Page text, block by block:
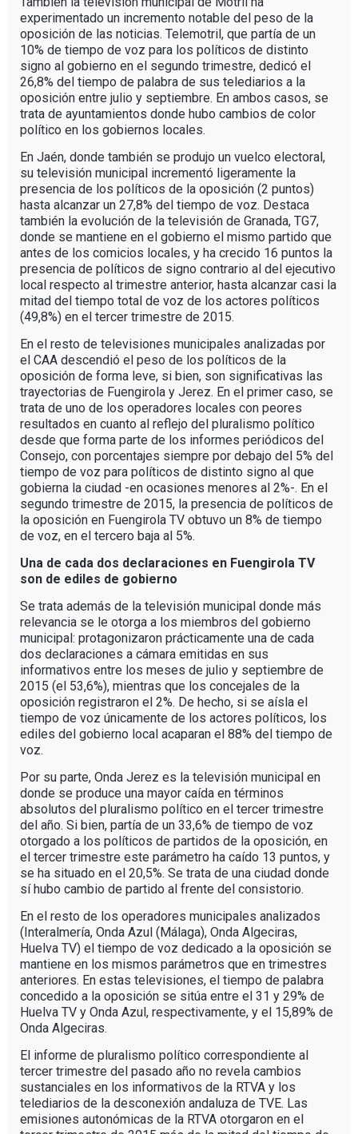
experimentado un incremento notable del peso de la
oposición de las noticias. Telemotril, que partía de un
10% de tiempo de voz para los políticos de distinto
signo al gobierno en el segundo trimestre, dedicó el
26,8% del tiempo de palabra de sus telediarios a la
oposición entre julio y septiembre. En ambos casos, se
trata de ayuntamientos donde hubo cambios de color
político en los gobiernos locales.
En Jaén, donde también se produjo un vuelco electoral,
su televisión municipal incrementó ligeramente la
presencia de los políticos de la oposición (2 puntos)
hasta alcanzar un 27,8% del tiempo de voz. Destaca
también la evolución de la televisión de Granada, TG7,
donde se mantiene en el gobierno el mismo partido que
antes de los comicios locales, y ha crecido 16 puntos la
presencia de políticos de signo contrario al del ejecutivo
local respecto al trimestre anterior, hasta alcanzar casi la
mitad del tiempo total de voz de los actores políticos
(49,8%) en el tercer trimestre de 2015.
En el resto de televisiones municipales analizadas por
el CAA descendió el peso de los políticos de la
oposición de forma leve, si bien, son significativas las
trayectorias de Fuengirola y Jerez. En el primer caso, se
trata de uno de los operadores locales con peores
resultados en cuanto al reflejo del pluralismo político
desde que forma parte de los informes periódicos del
Consejo, con porcentajes siempre por debajo del 5% del
tiempo de voz para políticos de distinto signo al que
gobierna la ciudad -en ocasiones menores al 2%-. En el
segundo trimestre de 2015, la presencia de políticos de
la oposición en Fuengirola TV obtuvo un 8% de tiempo
de voz, en el tercero baja al 5%.
Una de cada dos declaraciones en Fuengirola TV
son de ediles de gobierno
Se trata además de la televisión municipal donde más
relevancia se le otorga a los miembros del gobierno
municipal: protagonizaron prácticamente una de cada
dos declaraciones a cámara emitidas en sus
informativos entre los meses de julio y septiembre de
2015 (el 53,6%), mientras que los concejales de la
oposición registraron el 2%. De hecho, si se aísla el
tiempo de voz únicamente de los actores políticos, los
ediles del gobierno local acaparan el 88% del tiempo de
voz.
Por su parte, Onda Jerez es la televisión municipal en
donde se produce una mayor caída en términos
absolutos del pluralismo político en el tercer trimestre
del año. Si bien, partía de un 33,6% de tiempo de voz
otorgado a los políticos de partidos de la oposición, en
el tercer trimestre este parámetro ha caído 13 puntos, y
se ha situado en el 20,5%. Se trata de una ciudad donde
sí hubo cambio de partido al frente del consistorio.
En el resto de los operadores municipales analizados
(Interalmería, Onda Azul (Málaga), Onda Algeciras,
Huelva TV) el tiempo de voz dedicado a la oposición se
mantiene en los mismos parámetros que en trimestres
anteriores. En estas televisiones, el tiempo de palabra
concedido a la oposición se sitúa entre el 31 y 29% de
Huelva TV y Onda Azul, respectivamente, y el 15,89% de
Onda Algeciras.
El informe de pluralismo político correspondiente al
tercer trimestre del pasado año no revela cambios
sustanciales en los informativos de la RTVA y los
telediarios de la desconexión andaluza de TVE. Las
emisiones autonómicas de la RTVA otorgaron en el